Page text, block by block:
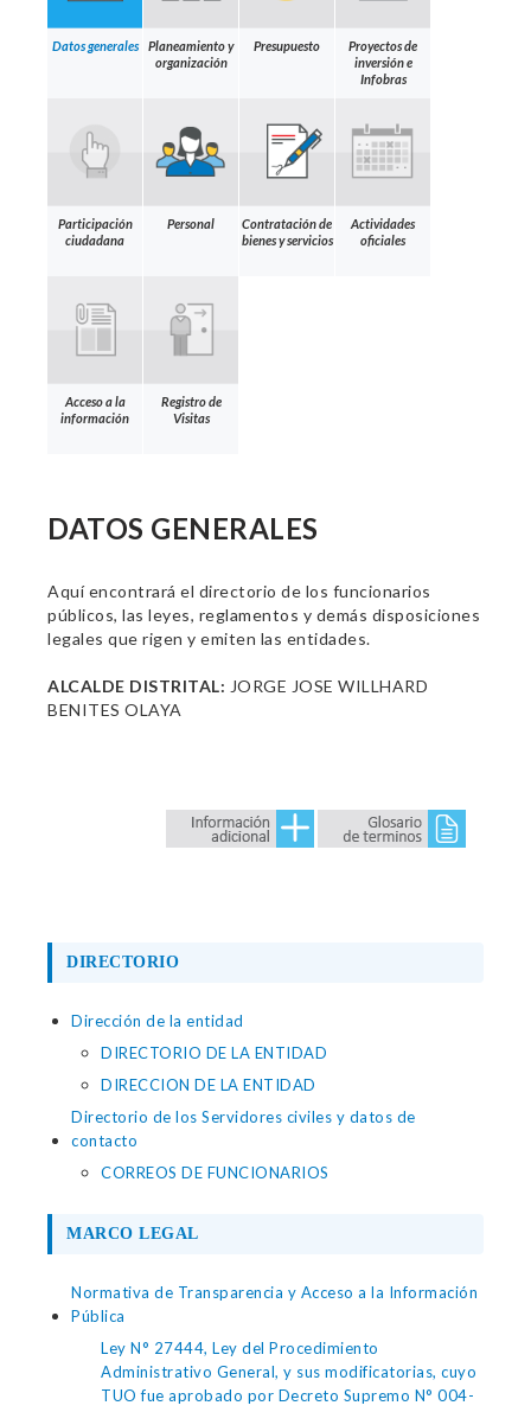
Datos generales
Planeamiento y
organización
Presupuesto
Proyectos de
inversión e
Infobras
Participación
ciudadana
Personal
Contratación de
bienes y servicios
Actividades
oficiales
Acceso a la
información
Registro de
Visitas
DATOS GENERALES
Aquí encontrará el directorio de los funcionarios
públicos, las leyes, reglamentos y demás disposiciones
legales que rigen y emiten las entidades.
ALCALDE DISTRITAL: JORGE JOSE WILLHARD
BENITES OLAYA
DIRECTORIO
Dirección de la entidad
DIRECTORIO DE LA ENTIDAD
DIRECCION DE LA ENTIDAD
Directorio de los Servidores civiles y datos de
contacto
CORREOS DE FUNCIONARIOS
MARCO LEGAL
Normativa de Transparencia y Acceso a la Información
Pública
Ley N° 27444, Ley del Procedimiento
Administrativo General, y sus modificatorias, cuyo
TUO fue aprobado por Decreto Supremo N° 004-